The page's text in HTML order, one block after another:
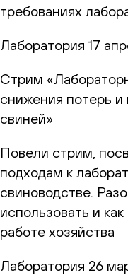
требованиях
Лаборатория 17
Стрим
снижения потерь
свиней»
Повели стрим,
подходам к
свиноводстве.
использовать и
работе хозяйства
Лаборатория 26